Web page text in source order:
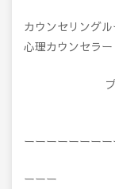
カウンセリング
心理カウンセラ
ーーーーーーー
ーーー